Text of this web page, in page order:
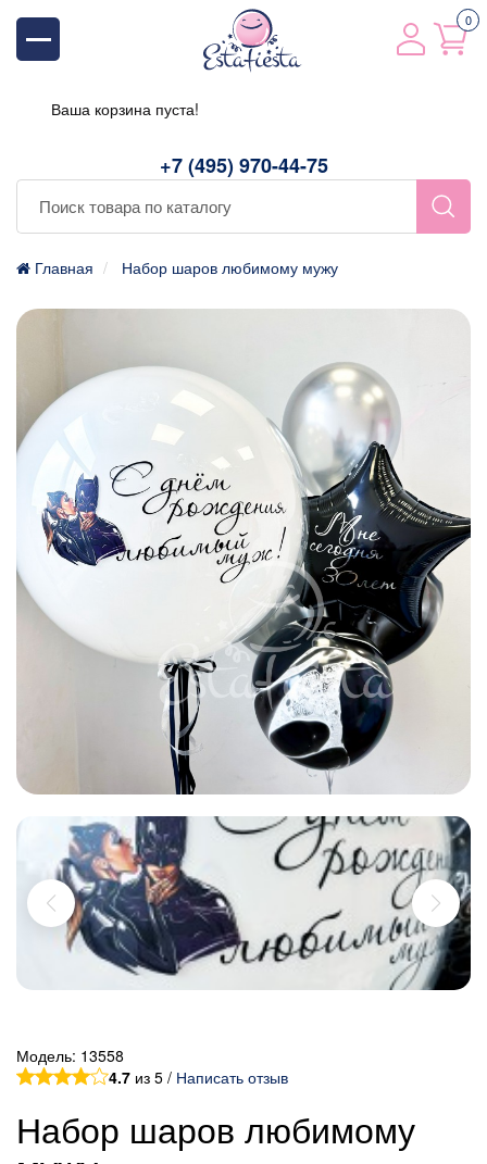
+7 (495) 970-44-75
0
Ваша корзина пуста!
Главная Набор шаров любимому мужу
Модель: 13558
4.7 из 5 / Написать отзыв
Набор шаров любимому